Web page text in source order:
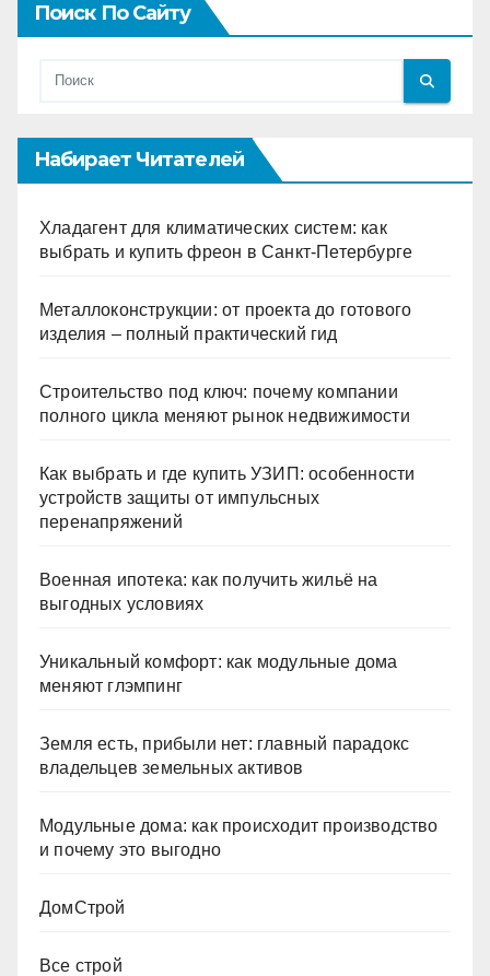
Поиск По Сайту
Набирает Читателей
Хладагент для климатических систем: как
выбрать и купить фреон в Санкт-Петербурге
Металлоконструкции: от проекта до готового
изделия – полный практический гид
Строительство под ключ: почему компании
полного цикла меняют рынок недвижимости
Как выбрать и где купить УЗИП: особенности
устройств защиты от импульсных
перенапряжений
Военная ипотека: как получить жильё на
выгодных условиях
Уникальный комфорт: как модульные дома
меняют глэмпинг
Земля есть, прибыли нет: главный парадокс
владельцев земельных активов
Модульные дома: как происходит производство
и почему это выгодно
ДомСтрой
Все строй